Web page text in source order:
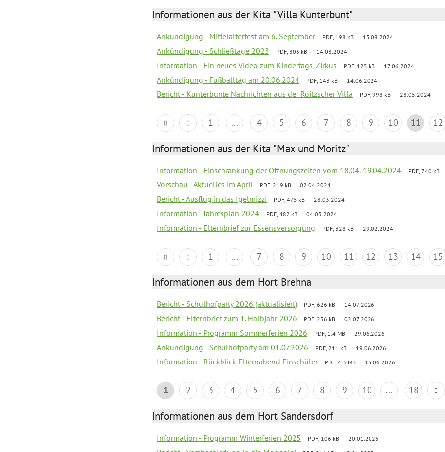
Informationen aus der Kita "Villa Kunterbunt"
Ankündigung - Mittelalterfest am 6. September PDF, 198 kB 15.08.2024
Ankündigung - Schließtage 2025 PDF, 806 kB 14.08.2024
Information - Ein neues Video zum Kindertags-Zirkus PDF, 125 kB 17.06.2024
Ankündigung - Fußballtag am 20.06.2024 PDF, 143 kB 14.06.2024
Bericht - Kunterbunte Nachrichten aus der Roitzscher Villa PDF, 998 kB 28.05.2024
1 ... 4 5 6 7 8 9 10 11 12
Informationen aus der Kita "Max und Moritz"
Information - Einschränkung der Öffnungszeiten vom 18.04.-19.04.2024 PDF, 740 kB
Vorschau - Aktuelles im April PDF, 219 kB 02.04.2024
Bericht - Ausflug in das Igelmizzi PDF, 475 kB 28.03.2024
Information - Jahresplan 2024 PDF, 482 kB 04.03.2024
Information - Elternbrief zur Essensversorgung PDF, 328 kB 29.02.2024
1 ... 7 8 9 10 11 12 13 14 15
Informationen aus dem Hort Brehna
Bericht - Schulhofparty 2026 (aktualisiert) PDF, 626 kB 14.07.2026
Bericht - Elternbrief zum 1. Halbjahr 2026 PDF, 236 kB 02.07.2026
Information - Programm Sommerferien 2026 PDF, 1.4 MB 29.06.2026
Ankündigung - Schulhofparty am 01.07.2026 PDF, 211 kB 19.06.2026
Information - Rückblick Elternabend Einschüler PDF, 4.3 MB 15.06.2026
1 2 3 4 5 6 7 8 9 10 ... 18
Informationen aus dem Hort Sandersdorf
Information - Programm Winterferien 2025 PDF, 106 kB 20.01.2025